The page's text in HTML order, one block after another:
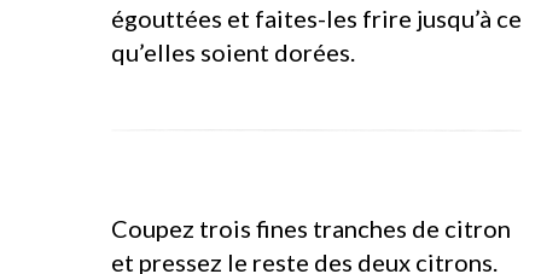
égouttées et faites-les frire jusqu’à ce
qu’elles soient dorées.
Coupez trois fines tranches de citron
et pressez le reste des deux citrons.